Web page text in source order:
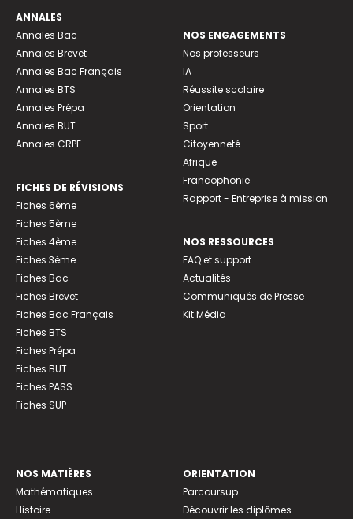
ANNALES
Annales Bac
Annales Brevet
Annales Bac Français
Annales BTS
Annales Prépa
Annales BUT
Annales CRPE
FICHES DE RÉVISIONS
Fiches 6ème
Fiches 5ème
Fiches 4ème
Fiches 3ème
Fiches Bac
Fiches Brevet
Fiches Bac Français
Fiches BTS
Fiches Prépa
Fiches BUT
Fiches PASS
Fiches SUP
NOS ENGAGEMENTS
Nos professeurs
IA
Réussite scolaire
Orientation
Sport
Citoyenneté
Afrique
Francophonie
Rapport - Entreprise à mission
NOS RESSOURCES
FAQ et support
Actualités
Communiqués de Presse
Kit Média
NOS MATIÈRES
Mathématiques
Histoire
ORIENTATION
Parcoursup
Découvrir les diplômes